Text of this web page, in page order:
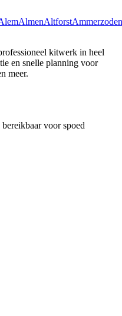
AlmenAltforstAmmerzoden
kitwerk in heel
en snelle planning voor
meer.
voor spoed